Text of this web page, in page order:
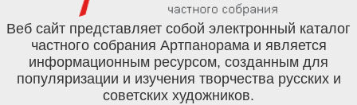
Веб сайт представляет собой электронный каталог
частного собрания Артпанорама и является
информационным ресурсом, созданным для
популяризации и изучения творчества русских и
советских художников.